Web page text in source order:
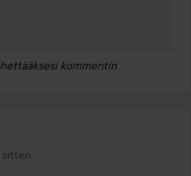
kommentin
sitten
kuukautta sitten